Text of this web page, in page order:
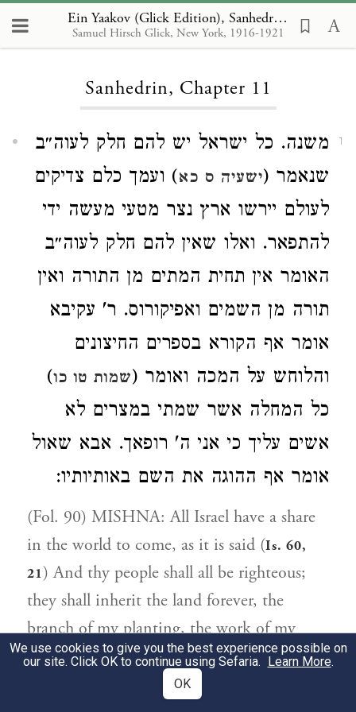
Ein Yaakov (Glick Edition), Sanhedrin 11
Samuel Hirsch Glick, New York, 1916-1921
Loading...
Sanhedrin, Chapter 11
1
משנה. כל ישראל יש להם חלק לעוה״ב
שנאמר (ישעיה ס כא) ועמך כלם צדיקים
לעולם יירשו ארץ נצר מטעי מעשה ידי
להתפאר. ואלו שאין להם חלק לעוה״ב
האומר אין תחית המתים מן התורה ואין
תורה מן השמים ואפיקורוס. ר' עקיבא
אומר אף הקורא בספרים החיצונים
והלוחש על המכה ואומר (שמות טו כו)
כל המחלה אשר שמתי במצרים לא
אשים עליך כי אני ה' רופאך. אבא שאול
אומר אף ההוגה את השם באותיותיו:
(Fol. 90) MISHNA: All Israel have a share
in the world to come, as it is said (Is. 60,
21) And thy people shall all be righteous;
they shall inherit the land forever, the
branch of my planting, the work of my
hands, that I may be glorified. The
following have no share in the world to
We use cookies to give you the best experience possible on
our site. Click OK to continue using Sefaria. Learn More.
OK